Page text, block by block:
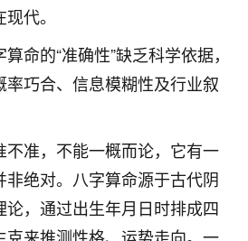
代。
命的“准确性”缺乏科学依据，
巧合、信息模糊性及行业叙
不准，不能一概而论，它有一
绝对。八字算命源于古代阴
，通过出生年月日时排成四
要！
事？我想给我奶奶做超度，她今年
母亲前年离世，刚开始我经常